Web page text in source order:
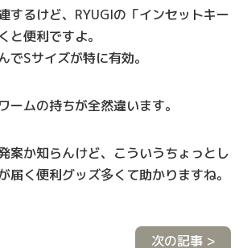
するけど、RYUGIの「インセットキー
と便利ですよ。
でSサイズが特に有効。
ームの持ちが全然違います。
案か知らんけど、こういうちょっとし
届く便利グッズ多くて助かりますね。
次の記事 >